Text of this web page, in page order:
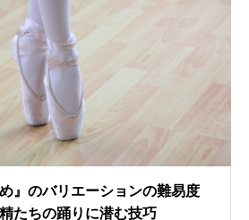
』のバリエーションの難易度
たちの踊りに潜む技巧